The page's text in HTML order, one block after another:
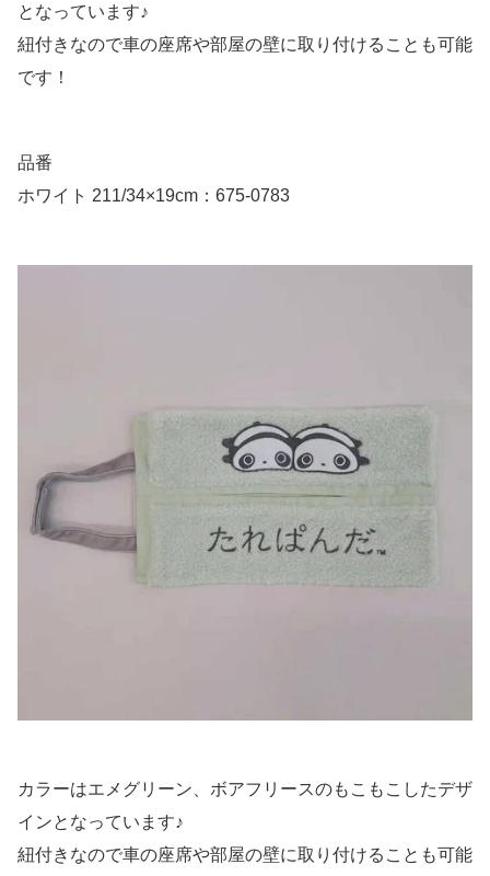
となっています♪
紐付きなので車の座席や部屋の壁に取り付けることも可能
です！
品番
ホワイト 211/34×19cm：675-0783
カラーはエメグリーン、ボアフリースのもこもこしたデザ
インとなっています♪
紐付きなので車の座席や部屋の壁に取り付けることも可能